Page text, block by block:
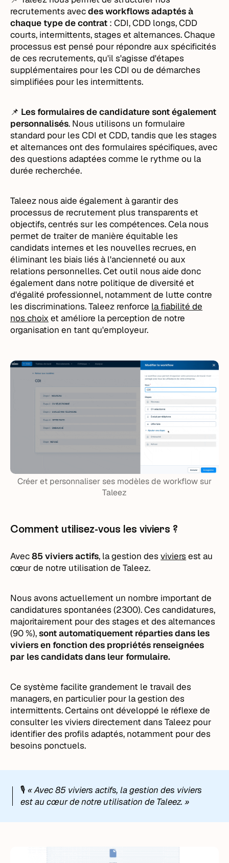
recrutements avecdes workflows adaptés à
chaque type de contrat : CDI, CDD longs, CDD
courts, intermittents, stages et alternances. Chaque
processus est pensé pour répondre aux spécificités
de ces recrutements, qu'il s'agisse d'étapes
supplémentaires pour les CDI ou de démarches
simplifiées pour les intermittents.
📌 Les formulaires de candidature sont également
personnalisés. Nous utilisons un formulaire
standard pour les CDI et CDD, tandis que les stages
et alternances ont des formulaires spécifiques, avec
des questions adaptées comme le rythme ou la
durée recherchée.
Taleez nous aide également à garantir des
processus de recrutement plus transparents et
objectifs, centrés sur les compétences. Cela nous
permet de traiter de manière équitable les
candidats internes et les nouvelles recrues, en
éliminant les biais liés à l'ancienneté ou aux
relations personnelles. Cet outil nous aide donc
également dans notre politique de diversité et
d'égalité professionnel, notamment de lutte contre
les discriminations. Taleez renforce la fiabilité de
nos choix et améliore la perception de notre
organisation en tant qu'employeur.
Créer et personnaliser ses modèles de workflow sur
Taleez
Comment utilisez-vous les viviers ?
Avec85 viviers actifs, la gestion desviviers est au
cœur de notre utilisation de Taleez.
Nous avons actuellement un nombre important de
candidatures spontanées (2300). Ces candidatures,
majoritairement pour des stages et des alternances
(90 %),sont automatiquement réparties dans les
viviers en fonction des propriétés renseignées
par les candidats dans leur formulaire.
Ce système facilite grandement le travail des
managers, en particulier pour la gestion des
intermittents. Certains ont développé le réflexe de
consulter les viviers directement dans Taleez pour
identifier des profils adaptés, notamment pour des
besoins ponctuels.
🎙️ « Avec 85 viviers actifs, la gestion des viviers
est au cœur de notre utilisation de Taleez. »